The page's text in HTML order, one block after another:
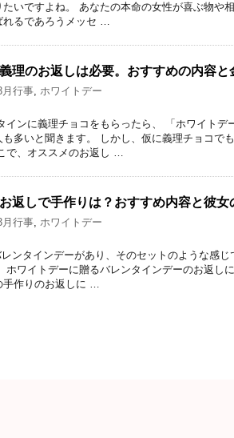
いですよね。 あなたの本命の女性が喜ぶ物や
れるであろうメッセ …
理のお返しは必要。おすすめの内容と
月行事, ホワイトデー
理チョコをもらったら、 「ホワイトデー
多いと聞きます。 しかし、仮に義理チョコで
で、オススメのお返し …
返しで手作りは？おすすめ内容と彼女
月行事, ホワイトデー
ンデーがあり、そのセットのような感じで
ホワイトデーに贈るバレンタインデーのお返し
手作りのお返しに …